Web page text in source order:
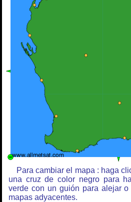
Para cambiar el mapa : haga
una cruz de color negro para
verde con un guión para alejar
mapas adyacentes.